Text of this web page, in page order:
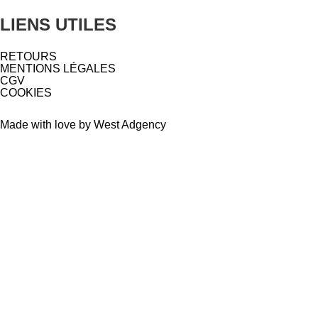
LIENS UTILES
RETOURS
MENTIONS LÉGALES
CGV
COOKIES
Made with love by West Adgency